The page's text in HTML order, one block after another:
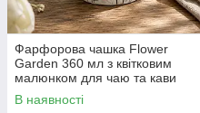
Фарфорова чашка Flower
Garden 360 мл з квітковим
малюнком для чаю та кави
В наявності